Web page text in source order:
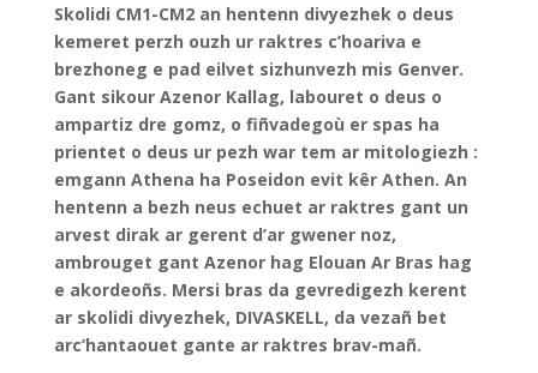
Skolidi CM1-CM2 an hentenn divyezhek o deus
kemeret perzh ouzh ur raktres c’hoariva e
brezhoneg e pad eilvet sizhunvezh mis Genver.
Gant sikour Azenor Kallag, labouret o deus o
ampartiz dre gomz, o fiñvadegoù er spas ha
prientet o deus ur pezh war tem ar mitologiezh :
emgann Athena ha Poseidon evit kêr Athen. An
hentenn a bezh neus echuet ar raktres gant un
arvest dirak ar gerent d’ar gwener noz,
ambrouget gant Azenor hag Elouan Ar Bras hag
e akordeoñs. Mersi bras da gevredigezh kerent
ar skolidi divyezhek, DIVASKELL, da vezañ bet
arc’hantaouet gante ar raktres brav-mañ.